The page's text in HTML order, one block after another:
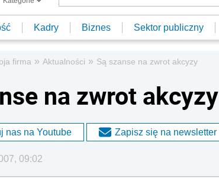
Kadry Biznes Sektor publiczny
firma » Aktualności » Są szanse na zwrot akcyzy
na zwrot akcyzy
nas na Youtube Zapisz się na newsletter
09:02